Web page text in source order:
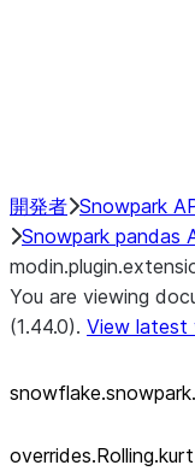
開発者 Snowpark
Snowpark pandas
You are viewing
(1.44.0). View latest
overrides.Rolling.kurt